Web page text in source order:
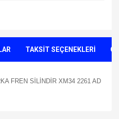
TAKSİT SEÇENEKLERİ
FREN SİLİNDİR XM34 2261 AD